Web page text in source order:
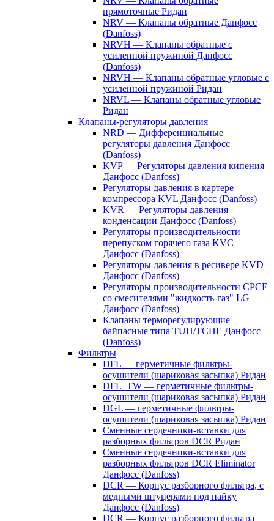
прямоточные Ридан
NRV — Клапаны обратные Данфосс
(Danfoss)
NRVH — Клапаны обратные с
усиленной пружиной Данфосс
(Danfoss)
NRVH — Клапаны обратные угловые с
усиленной пружиной Ридан
NRVL — Клапаны обратные угловые
Ридан
Клапаны-регуляторы давления
NRD — Дифференциальные
регуляторы давления Данфосс
(Danfoss)
KVP — Регуляторы давления кипения
Данфосс (Danfoss)
Регуляторы давления в картере
компрессора KVL Данфосс (Danfoss)
KVR — Регуляторы давления
конденсации Данфосс (Danfoss)
Регуляторы производительности
перепуском горячего газа KVC
Данфосс (Danfoss)
Регуляторы давления в ресивере KVD
Данфосс (Danfoss)
Регуляторы производительности CPCE
со смесителями "жидкость-газ" LG
Данфосс (Danfoss)
Клапаны терморегулирующие
байпасные типа TUH/TCHE Данфосс
(Danfoss)
Фильтры
DFL — герметичные фильтры-
осушители (шариковая засыпка) Ридан
DFL_TW — герметичные фильтры-
осушители (шариковая засыпка) Ридан
DGL — герметичные фильтры-
осушители (шариковая засыпка) Ридан
Сменные сердечники-вставки для
разборных фильтров DCR Ридан
Сменные сердечники-вставки для
разборных фильтров DCR Eliminator
Данфосс (Danfoss)
DCR — Корпус разборного фильтра, с
медными штуцерами под пайку
Данфосс (Danfoss)
DCR — Корпус разборного фильтра